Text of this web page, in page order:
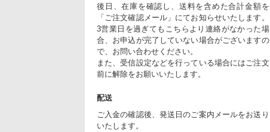
後日、在庫を確認し、送料を含めた合計金額を
「ご注文確認メール」にてお知らせいたします。
3営業日を過ぎてもこちらより連絡がなかった場
合、お申込が完了していない場合がございますの
で、お問い合わせください。
また、受信設定などを行っている場合にはご注文
前に解除をお願いいたします。
配送
ご入金の確認後、発送日のご案内メールをお送り
いたします。